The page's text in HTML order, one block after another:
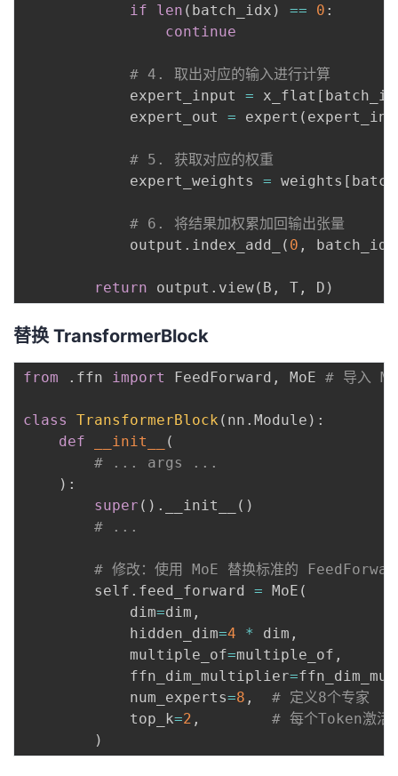
if len ( batch_idx ) == 0 :
continue
# 4. 取出对应的输入进行计算
            expert_input
= x_flat [
            expert_out
= expert (
# 5. 获取对应的权重
            expert_weights
= weights [
# 6. 将结果加权累加回输出张量
            output
. index_add_ ( 0 , batch_idx
return output . view( B , T , D )
替换 TransformerBlock
from . ffn import FeedForward , MoE # 导入
class TransformerBlock ( nn . Module ) :
def
__init__
(
# ... args ...
) :
super ( ) . __init__ ( )
# ...
# 修改：使用 MoE 替换标准的
        self
. feed_forward = MoE (
            dim
=dim ,
            hidden_dim
=4 * dim ,
            multiple_of
=multiple_of ,
            ffn_dim_multiplier
=
            num_experts
=8 ,
# 定义8个专家
            top_k
=2 ,
# 每个Token激活
)